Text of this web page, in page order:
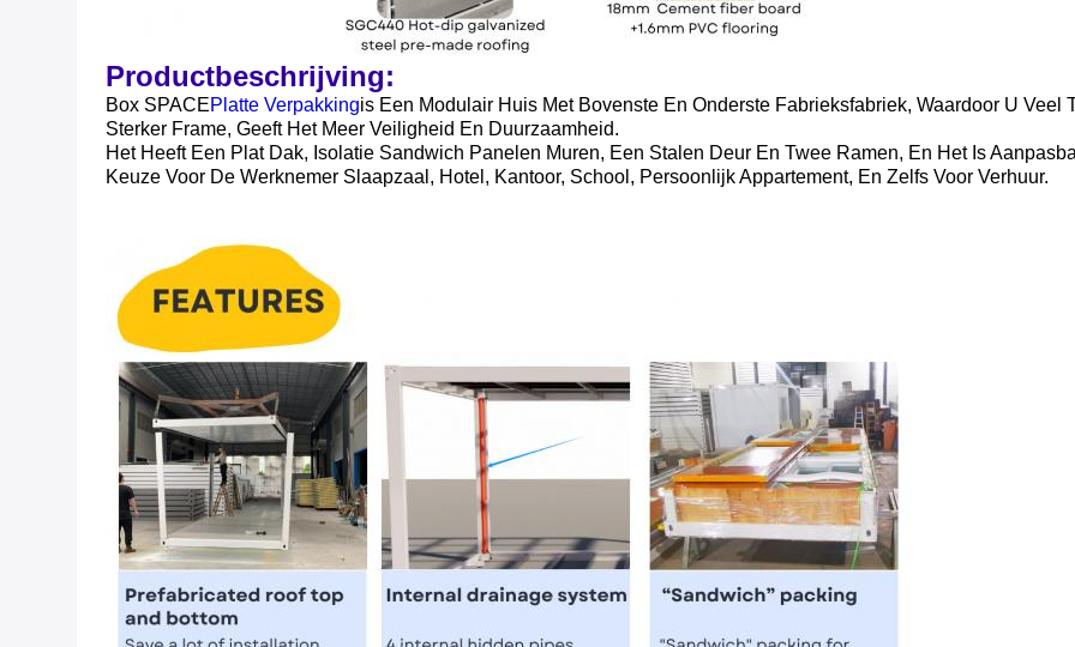
Productbeschrijving:
Box SPACEPlatte VerpakkingIs Een Modulair Huis Met Bovenste En Onderste Fabrieksfabriek, Waardoor U
Sterker Frame, Geeft Het Meer Veiligheid En Duurzaamheid.
Het Heeft Een Plat Dak, Isolatie Sandwich Panelen Muren, Een Stalen Deur En Twee Ramen, En Het Is
Keuze Voor De Werknemer Slaapzaal, Hotel, Kantoor, School, Persoonlijk Appartement, En Zelfs Voor Verhuur.